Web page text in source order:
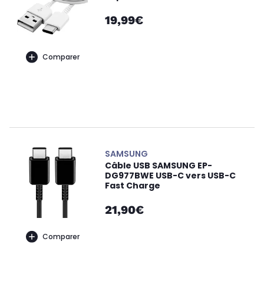
Comparer
19,99€
Comparer
SAMSUNG
Câble USB SAMSUNG EP-
DG977BWE USB-C vers USB-C
Fast Charge
21,90€